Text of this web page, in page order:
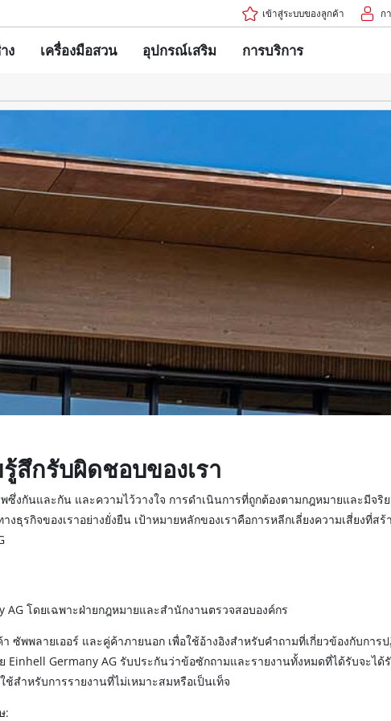
เข้าสู่ระบบของลูกค้า ก
ง
บล็อกกระแทก
ษทราย/เครื่องแกะสลัก
เปียก/แห้ง
มสะอาดอื่นๆ
เครื่องมือสวน
เครื่องเล็มหญ้า
เครื่องตัดแต่งพุ่มไม้
เลื่อยโซ่
เครื่องพ่นยา
เครื่องมือสวนไร้สายอื่นๆ
อุปกรณ์เสริม
แบตเตอรี่
ชุดแบตเตอรี่และเครื่องชาร์จ
กระเป๋า / กล่องใส่เครื่องมือ
หัวแปรงทำความสะอาด
อุปกรณ์เสริมเครื่องดูดฝุ่น
การบริการ
สึกรับผิดชอบของเรา
งกันและกัน และความไว้วางใจ การดำเนินการที่ถูกต้องตามกฎหมายและมีจ
รกิจของเราอย่างยั่งยืน เป้าหมายหลักของเราคือการหลีกเลี่ยงความเสี่ยงที่สร้
โดยเฉพาะฝ่ายกฎหมายและสำนักงานตรวจสอบองค์กร
พลายเออร์ และคู่ค้าภายนอก เพื่อใช้อ้างอิงสำหรับคำถามที่เกี่ยวข้องกับการ
Germany AG รับประกันว่าข้อซักถามและรายงานทั้งหมดที่ได้รับจะได้
สำหรับการรายงานที่ไม่เหมาะสมหรือเป็นเท็จ
: